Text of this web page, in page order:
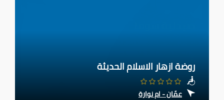
روضة ازهار الاسلام الحديثة
عمّان - ام نوارة